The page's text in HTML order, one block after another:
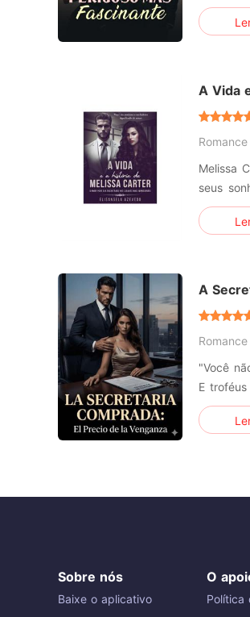
homem
que um
A Vida
Romance
Melissa
seus
não
A
Romance
"Você
E troféus não têm
um
Sobre nós
Baixe o aplicativo
O
Política